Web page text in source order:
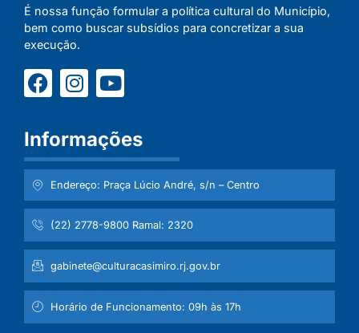
É nossa função formular a política cultural do Município,
bem como buscar subsídios para concretizar a sua
execução.
Informações
Endereço: Praça Lúcio André, s/n – Centro
(22) 2778-9800 Ramal: 2320
gabinete@culturacasimiro.rj.gov.br
Horário de Funcionamento: 09h às 17h